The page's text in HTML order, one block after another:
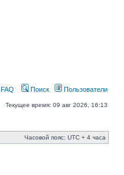
FAQ Поиск Пользователи
Текущее время: 09 авг 2026, 16:13
Часовой пояс: UTC + 4 часа